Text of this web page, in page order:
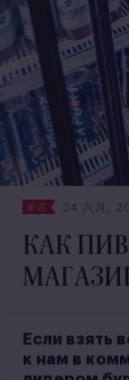
采访 24 六月,
КАК
Если взять
к нам в